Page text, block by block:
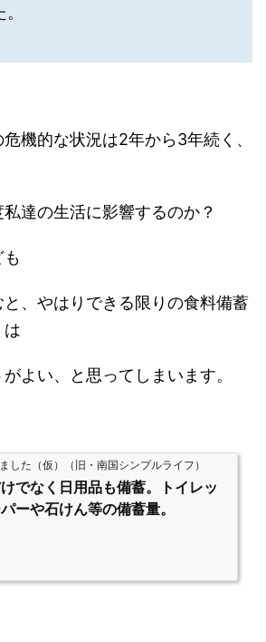
機的な状況は2年から3年続く、
達の生活に影響するのか？
、やはりできる限りの食料備蓄
は
よい、と思ってしまいます。
した（仮）（旧・南国シンプルライフ）
でなく日用品も備蓄。トイレッ
ーや石けん等の備蓄量。